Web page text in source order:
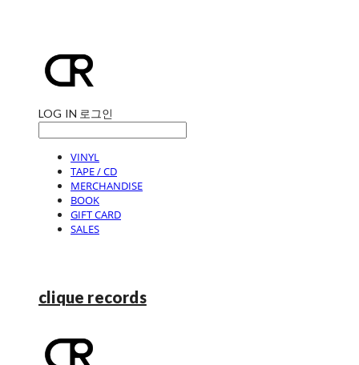
LOG IN 로그인
VINYL
TAPE / CD
MERCHANDISE
BOOK
GIFT CARD
SALES
clique records